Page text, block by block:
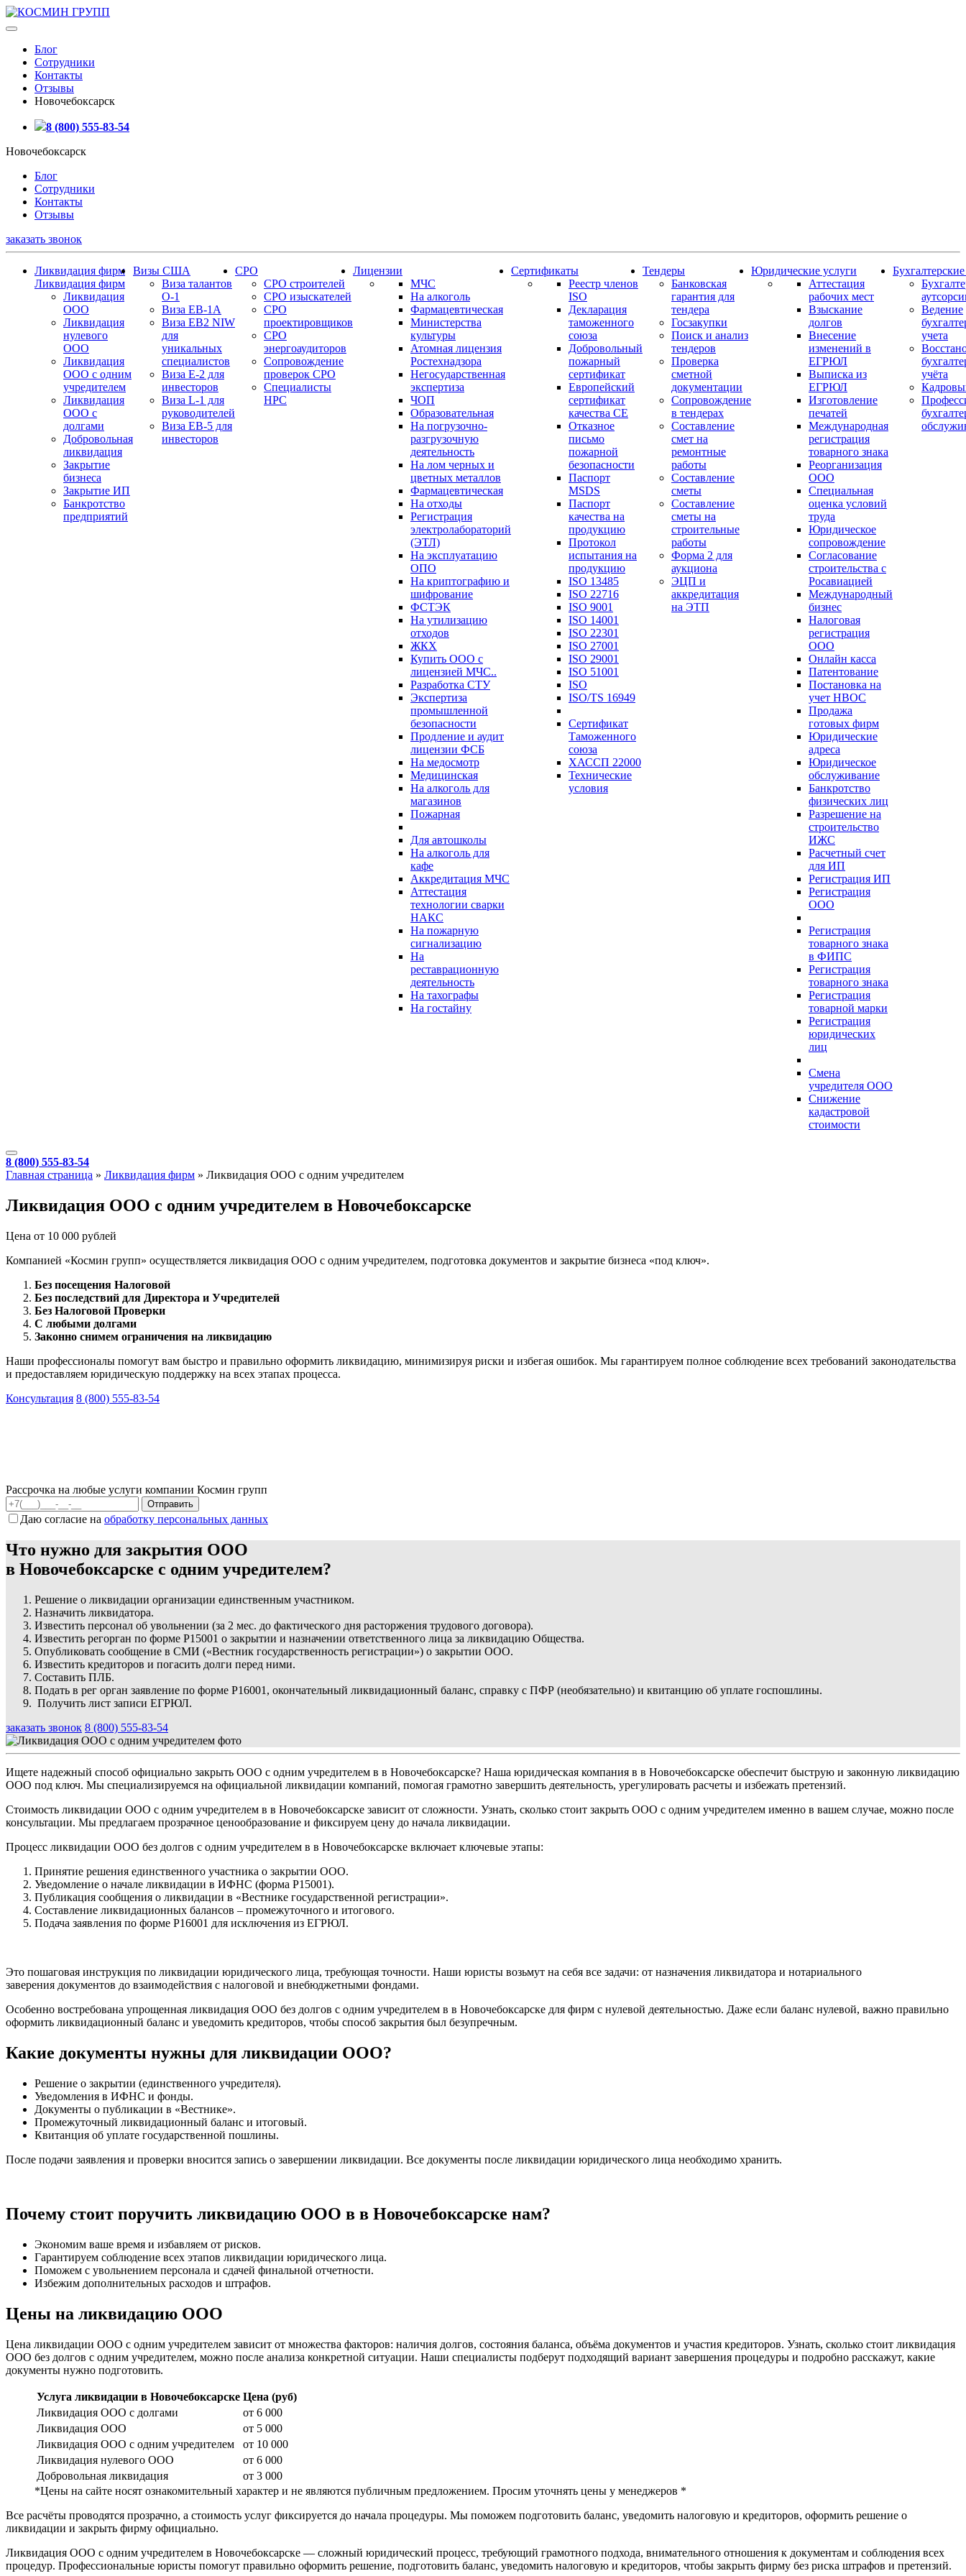
Блог
Сотрудники
Контакты
Отзывы
Новочебоксарск
8 (800) 555-83-54
Новочебоксарск
Блог
Сотрудники
Контакты
Отзывы
заказать звонок
Ликвидация фирм
Ликвидация фирм
Ликвидация
ООО
Ликвидация
нулевого
ООО
Ликвидация
ООО с одним
учредителем
Ликвидация
ООО с
долгами
Добровольная
ликвидация
Закрытие
бизнеса
Закрытие ИП
Банкротство
предприятий
Визы США
Виза талантов
О-1
Виза EB-1A
Виза EB2 NIW
для
уникальных
специалистов
Виза E-2 для
инвесторов
Виза L-1 для
руководителей
Виза EB-5 для
инвесторов
СРО
СРО строителей
СРО изыскателей
СРО
проектировщиков
СРО
энергоаудиторов
Сопровождение
проверок СРО
Специалисты
НРС
Лицензии
МЧС
На алкоголь
Фармацевтическая
Министерства
культуры
Атомная лицензия
Ростехнадзора
Негосударственная
экспертиза
ЧОП
Образовательная
На погрузочно-
разгрузочную
деятельность
На лом черных и
цветных металлов
Фармацевтическая
На отходы
Регистрация
электролабораторий
(ЭТЛ)
На эксплуатацию
ОПО
На криптографию и
шифрование
ФСТЭК
На утилизацию
отходов
ЖКХ
Купить ООО с
лицензией МЧС..
Разработка СТУ
Экспертиза
промышленной
безопасности
Продление и аудит
лицензии ФСБ
На медосмотр
Медицинская
На алкоголь для
магазинов
Пожарная
Для автошколы
На алкоголь для
кафе
Аккредитация МЧС
Аттестация
технологии сварки
НАКС
На пожарную
сигнализацию
На
реставрационную
деятельность
На тахографы
На гостайну
Сертификаты
Реестр членов
ISO
Декларация
таможенного
союза
Добровольный
пожарный
сертификат
Европейский
сертификат
качества СЕ
Отказное
письмо
пожарной
безопасности
Паспорт
МSDS
Паспорт
качества на
продукцию
Протокол
испытания на
продукцию
ISO 13485
ISO 22716
ISO 9001
ISO 14001
ISO 22301
ISO 27001
ISO 29001
ISO 51001
ISO
ISO/TS 16949
Сертификат
Таможенного
союза
ХАССП 22000
Технические
условия
Тендеры
Банковская
гарантия для
тендера
Госзакупки
Поиск и анализ
тендеров
Проверка
сметной
документации
Сопровождение
в тендерах
Составление
смет на
ремонтные
работы
Составление
сметы
Составление
сметы на
строительные
работы
Форма 2 для
аукциона
ЭЦП и
аккредитация
на ЭТП
Юридические услуги
Аттестация
рабочих мест
Взыскание
долгов
Внесение
изменений в
ЕГРЮЛ
Выписка из
ЕГРЮЛ
Изготовление
печатей
Международная
регистрация
товарного знака
Реорганизация
ООО
Специальная
оценка условий
труда
Юридическое
сопровождение
Согласование
строительства с
Росавиацией
Международный
бизнес
Налоговая
регистрация
ООО
Онлайн касса
Патентование
Постановка на
учет НВОС
Продажа
готовых фирм
Юридические
адреса
Юридическое
обслуживание
Банкротство
физических лиц
Разрешение на
строительство
ИЖС
Расчетный счет
для ИП
Регистрация ИП
Регистрация
ООО
Регистрация
товарного знака
в ФИПС
Регистрация
товарного знака
Регистрация
товарной марки
Регистрация
юридических
лиц
Смена
учредителя ООО
Снижение
кадастровой
стоимости
Ведение
учета
учёта
8 (800) 555-83-54
Главная страница » Ликвидация фирм » Ликвидация ООО с одним учредителем
Ликвидация ООО с одним учредителем в Новочебоксарске
Цена от 10 000 рублей
Компанией «Космин групп» осуществляется ликвидация ООО с одним учредителем, подготовка документов и закрытие бизнеса «под ключ».
Без посещения Налоговой
Без последствий для Директора и Учредителей
Без Налоговой Проверки
С любыми долгами
Законно снимем ограничения на ликвидацию
Наши профессионалы помогут вам быстро и правильно оформить ликвидацию, минимизируя риски и избегая ошибок. Мы гарантируем полное соблюдение всех требований законодательства
и предоставляем юридическую поддержку на всех этапах процесса.
Консультация 8 (800) 555-83-54
Рассрочка на любые услуги компании Космин групп
Даю согласие на обработку персональных данных
Что нужно для закрытия ООО
в Новочебоксарске с одним учредителем?
Решение о ликвидации организации единственным участником.
Назначить ликвидатора.
Известить персонал об увольнении (за 2 мес. до фактического дня расторжения трудового договора).
Известить регорган по форме Р15001 о закрытии и назначении ответственного лица за ликвидацию Общества.
Опубликовать сообщение в СМИ («Вестник государственность регистрации») о закрытии ООО.
Известить кредиторов и погасить долги перед ними.
Составить ПЛБ.
Подать в рег орган заявление по форме Р16001, окончательный ликвидационный баланс, справку с ПФР (необязательно) и квитанцию об уплате госпошлины.
Получить лист записи ЕГРЮЛ.
заказать звонок 8 (800) 555-83-54
Ищете надежный способ официально закрыть ООО с одним учредителем в в Новочебоксарске? Наша юридическая компания в в Новочебоксарске обеспечит быструю и законную ликвидацию
ООО под ключ. Мы специализируемся на официальной ликвидации компаний, помогая грамотно завершить деятельность, урегулировать расчеты и избежать претензий.
Стоимость ликвидации ООО с одним учредителем в в Новочебоксарске зависит от сложности. Узнать, сколько стоит закрыть ООО с одним учредителем именно в вашем случае, можно после
консультации. Мы предлагаем прозрачное ценообразование и фиксируем цену до начала ликвидации.
Процесс ликвидации ООО без долгов с одним учредителем в в Новочебоксарске включает ключевые этапы:
Принятие решения единственного участника о закрытии ООО.
Уведомление о начале ликвидации в ИФНС (форма Р15001).
Публикация сообщения о ликвидации в «Вестнике государственной регистрации».
Составление ликвидационных балансов – промежуточного и итогового.
Подача заявления по форме Р16001 для исключения из ЕГРЮЛ.
Это пошаговая инструкция по ликвидации юридического лица, требующая точности. Наши юристы возьмут на себя все задачи: от назначения ликвидатора и нотариального
заверения документов до взаимодействия с налоговой и внебюджетными фондами.
Особенно востребована упрощенная ликвидация ООО без долгов с одним учредителем в в Новочебоксарске для фирм с нулевой деятельностью. Даже если баланс нулевой, важно правильно
оформить ликвидационный баланс и уведомить кредиторов, чтобы способ закрытия был безупречным.
Какие документы нужны для ликвидации ООО?
Решение о закрытии (единственного учредителя).
Уведомления в ИФНС и фонды.
Документы о публикации в «Вестнике».
Промежуточный ликвидационный баланс и итоговый.
Квитанция об уплате государственной пошлины.
После подачи заявления и проверки вносится запись о завершении ликвидации. Все документы после ликвидации юридического лица необходимо хранить.
Почему стоит поручить ликвидацию ООО в в Новочебоксарске нам?
Экономим ваше время и избавляем от рисков.
Гарантируем соблюдение всех этапов ликвидации юридического лица.
Поможем с увольнением персонала и сдачей финальной отчетности.
Избежим дополнительных расходов и штрафов.
Цены на ликвидацию ООО
Цена ликвидации ООО с одним учредителем зависит от множества факторов: наличия долгов, состояния баланса, объёма документов и участия кредиторов. Узнать, сколько стоит ликвидация
ООО без долгов с одним учредителем, можно после анализа конкретной ситуации. Наши специалисты подберут подходящий вариант завершения процедуры и подробно расскажут, какие
документы нужно подготовить.
Услуга ликвидации в Новочебоксарске Цена (руб)
Ликвидация ООО с долгами
от 6 000
Ликвидация ООО
от 5 000
Ликвидация ООО с одним учредителем
от 10 000
Ликвидация нулевого ООО
от 6 000
Добровольная ликвидация
от 3 000
*Цены на сайте носят ознакомительный характер и не являются публичным предложением. Просим уточнять цены у менеджеров *
Все расчёты проводятся прозрачно, а стоимость услуг фиксируется до начала процедуры. Мы поможем подготовить баланс, уведомить налоговую и кредиторов, оформить решение о
ликвидации и закрыть фирму официально.
Ликвидация ООО с одним учредителем в Новочебоксарске — сложный юридический процесс, требующий грамотного подхода, внимательного отношения к документам и соблюдения всех
процедур. Профессиональные юристы помогут правильно оформить решение, подготовить баланс, уведомить налоговую и кредиторов, чтобы закрыть фирму без риска штрафов и претензий.